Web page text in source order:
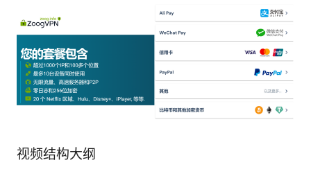
视频结构大纲